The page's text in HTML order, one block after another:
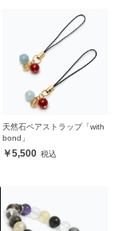
天然石ペアストラップ「with
bond」
5,500